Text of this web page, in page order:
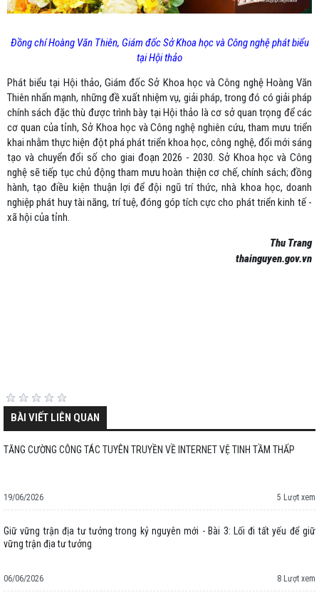
Đồng chí Hoàng Văn Thiên, Giám đốc Sở Khoa học và Công nghệ phát biểu
tại Hội thảo
Phát biểu tại Hội thảo, Giám đốc Sở Khoa học và Công nghệ Hoàng Văn
Thiên nhấn mạnh, những đề xuất nhiệm vụ, giải pháp, trong đó có giải pháp
chính sách đặc thù được trình bày tại Hội thảo là cơ sở quan trọng để các
cơ quan của tỉnh, Sở Khoa học và Công nghệ nghiên cứu, tham mưu triển
khai nhằm thực hiện đột phá phát triển khoa học, công nghệ, đổi mới sáng
tạo và chuyển đổi số cho giai đoạn 2026 - 2030. Sở Khoa học và Công
nghệ sẽ tiếp tục chủ động tham mưu hoàn thiện cơ chế, chính sách; đồng
hành, tạo điều kiện thuận lợi để đội ngũ trí thức, nhà khoa học, doanh
nghiệp phát huy tài năng, trí tuệ, đóng góp tích cực cho phát triển kinh tế -
xã hội của tỉnh.
Thu Trang
thainguyen.gov.vn
BÀI VIẾT LIÊN QUAN
TĂNG CƯỜNG CÔNG TÁC TUYÊN TRUYỀN VỀ INTERNET VỆ TINH TẦM THẤP
19/06/2026 5 Lượt xem
Giữ vững trận địa tư tưởng trong kỷ nguyên mới - Bài 3: Lối đi tất yếu để giữ
vững trận địa tư tưởng
06/06/2026 8 Lượt xem